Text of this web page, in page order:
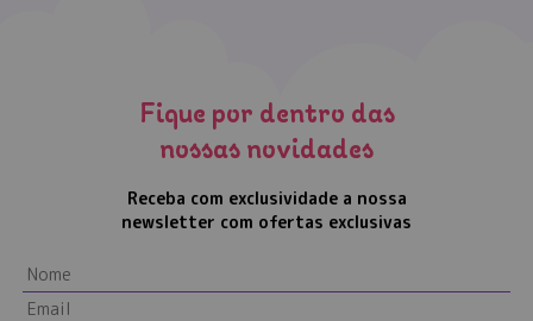
Fique por dentro das
nossas novidades
Receba com exclusividade a nossa
newsletter com ofertas exclusivas